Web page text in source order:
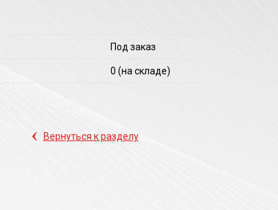
Под заказ
0 (на складе)
‹ Вернуться к разделу